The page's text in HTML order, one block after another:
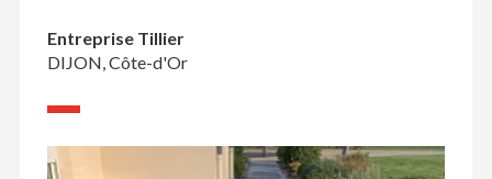
Entreprise Tillier
DIJON, Côte-d'Or